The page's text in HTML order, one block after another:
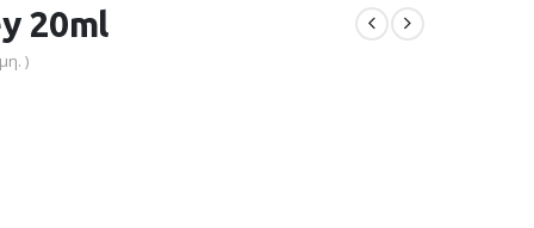
20ml
)